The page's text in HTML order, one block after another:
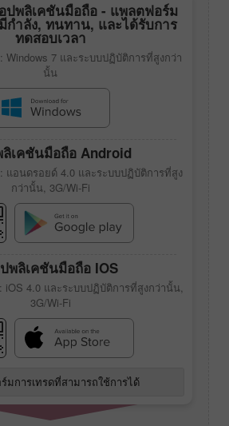
ปพลิเคชันมือถือ - แพลตฟอร์ม
กำลัง, ทนทาน, และได้รับการ
ทดสอบเวลา
7 และระบบปฏิบัติการที่สูงกว่า
นั้น
เคชันมือถือ Android
แอนดรอยด์ 4.0 และระบบปฏิบัติการที่สูง
กว่านั้น, 3G/Wi-Fi
พลิเคชันมือถือ IOS
iOS 4.0 และระบบปฏิบัติการที่สูงกว่านั้น,
3G/Wi-Fi
มการเทรดที่สามารถใช้การได้